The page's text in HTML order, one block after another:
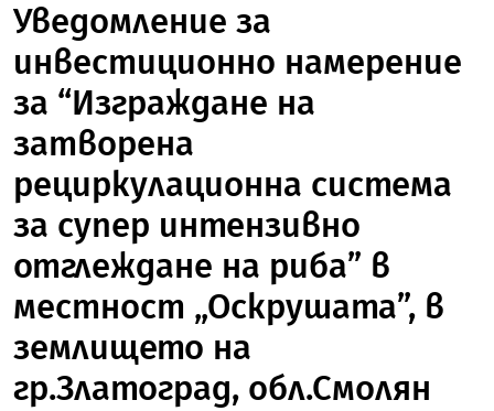
Уведомление за
инвестиционно намерение
за “Изграждане на
затворена
рециркулационна система
за супер интензивно
отглеждане на риба” в
местност „Оскрушата”, в
землището на
гр.Златоград, обл.Смолян